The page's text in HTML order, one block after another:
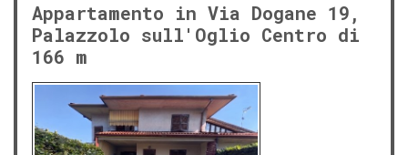
Appartamento in Via Dogane 19,
Palazzolo sull'Oglio Centro di
166 m